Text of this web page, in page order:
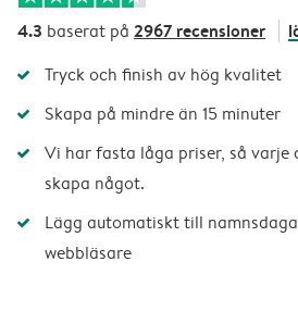
4.3 baserat på 2967 recensioner
Tryck och finish av hög kvalitet
Skapa på mindre än 15 minuter
Vi har fasta låga priser, så
skapa något.
Lägg automatiskt till
webbläsare